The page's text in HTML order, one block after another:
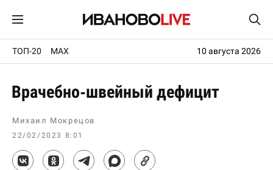
ТОП-20 MAX 10 августа 2026
Врачебно-швейный дефицит
Михаил Мокрецов
22/02/2023 8:01